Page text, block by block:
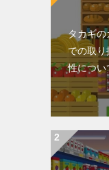
タカギの
での取
性につい